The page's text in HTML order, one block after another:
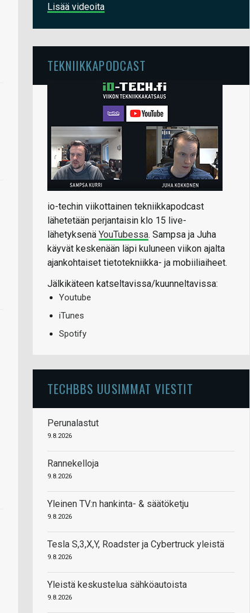
Lisää videoita
TEKNIIKKAPODCAST
io-techin viikottainen tekniikkapodcast
lähetetään perjantaisin klo 15 live-
lähetyksenä YouTubessa. Sampsa ja Juha
käyvät keskenään läpi kuluneen viikon ajalta
ajankohtaiset tietotekniikka- ja mobiiliaiheet.
Jälkikäteen katseltavissa/kuunneltavissa:
Youtube
iTunes
Spotify
TECHBBS UUSIMMAT VIESTIT
Perunalastut
9.8.2026
Rannekelloja
9.8.2026
Yleinen TV:n hankinta- & säätöketju
9.8.2026
Tesla S,3,X,Y, Roadster ja Cybertruck yleistä
9.8.2026
Yleistä keskustelua sähköautoista
9.8.2026